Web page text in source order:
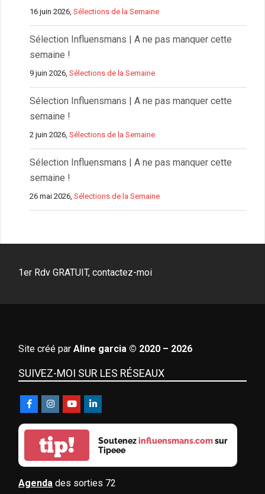
16 juin 2026,Sélections de la Semaine
Sélection Influensmans | A ne pas manquer cette
semaine !
9 juin 2026,Sélections de la Semaine
Sélection Influensmans | A ne pas manquer cette
semaine !
2 juin 2026,Sélections de la Semaine
Sélection Influensmans | A ne pas manquer cette
semaine !
26 mai 2026,Sélections de la Semaine
1er Rdv GRATUIT, contactez-moi
Site créé par Aline garcia © 2020 – 2026
SUIVEZ-MOI SUR LES RÉSEAUX
tip! Soutenezinfluensmans.comsur
Tipeee
Agenda des sorties 72